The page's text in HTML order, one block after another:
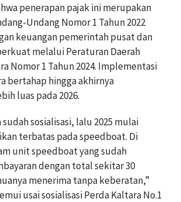
penerapan pajak ini merupakan
Undang Nomor 1 Tahun 2022
keuangan pemerintah pusat dan
melalui Peraturan Daerah
Nomor 1 Tahun 2024. Implementasi
bertahap hingga akhirnya
luas pada 2026.
sudah sosialisasi, lalu 2025 mulai
terbatas pada speedboat. Di
unit speedboat yang sudah
dengan total sekitar 30
menerima tanpa keberatan,”
usai sosialisasi Perda Kaltara No.1